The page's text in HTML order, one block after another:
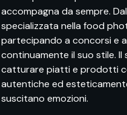
accompagna da sempre.
specializzata nella food
partecipando a concorsi e
continuamente il suo stile.
catturare piatti e prodotti
autentiche ed
suscitano emozioni.